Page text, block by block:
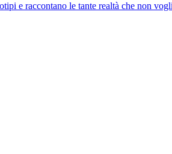
e raccontano le tante realtà che non